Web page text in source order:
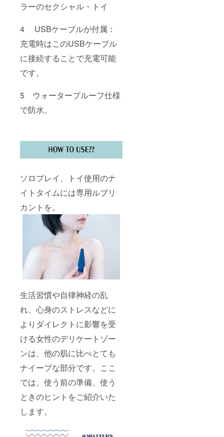
ラーのセクシャル・トイ
4 USBケーブルが付属：
充電時はこのUSBケーブル
に接続することで充電可能
です。
5 ウォータープルーフ仕様
で防水。
ソロプレイ、トイ使用のナ
イトタイムには専用ルブリ
カントを。
生活習慣や自律神経の乱
れ、心身のストレスなどに
よりダイレクトに影響を受
ける女性のデリケートゾー
ンは、他の肌に比べとても
ナイーブな部分です。ここ
では、使う前の準備、使う
ときのヒントをご紹介いた
します。